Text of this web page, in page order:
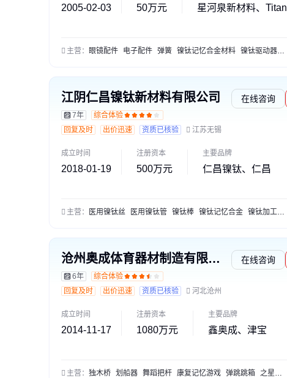
2005-02-03 50万元 星河泉新材料、
主营： 眼镜配件 电子配件 弹簧 镍钛记忆合金材料 镍钛驱动器
江阴仁昌镍钛新材料有限公司
7年 综合体验
在线咨询
回复及时 出价迅速 资质已核验 江苏无锡
成立时间
2018-01-19
注册资本
500万元
主要品牌
仁昌镍钛、仁昌
主营： 医用镍钛丝 医用镍钛管 镍钛棒 镍钛记忆合金 镍钛加工
沧州奥成体育器材制造有限公司
6年 综合体验
在线咨询
回复及时 出价迅速 资质已核验 河北沧州
成立时间
2014-11-17
注册资本
1080万元
主要品牌
鑫奥成、津宝
主营： 独木桥 划船器 舞蹈把杆 康复记忆游戏 弹跳跳箱 之星篮球架